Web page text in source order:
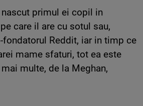
primul ei copil in
care il are cu sotul sau,
fondatorul Reddit, iar in timp ce
mame sfaturi, tot ea este
multe, de la Meghan,